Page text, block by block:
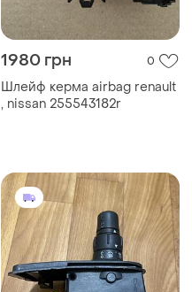
1980 грн 0
Шлейф керма airbag renault
, nissan 255543182r